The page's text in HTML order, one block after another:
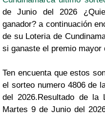
de Junio del 2026
ganador? a continuación
de su Loteria de
si ganaste el premio mayor
Ten encuenta que estos
el sorteo numero 4806 de
del 2026.Resultado de la
Martes 9 de Junio del